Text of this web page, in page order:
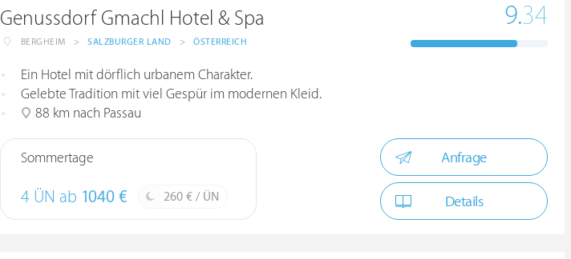
Genussdorf Gmachl Hotel & Spa
BERGHEIM > SALZBURGER LAND > ÖSTERREICH
9.34
Ein Hotel mit dörflich urbanem Charakter.
Gelebte Tradition mit viel Gespür im modernen Kleid.
88 km nach Passau
Sommertage
4 ÜN ab 1040 € 260 € / ÜN
Anfrage
Details